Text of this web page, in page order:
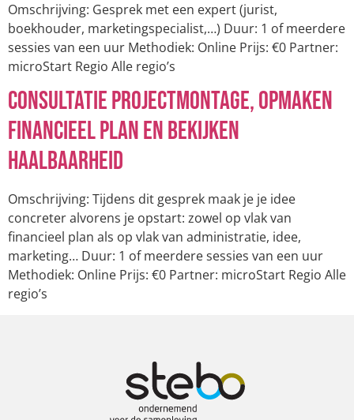
Omschrijving: Gesprek met een expert (jurist,
boekhouder, marketingspecialist,…) Duur: 1 of meerdere
sessies van een uur Methodiek: Online Prijs: €0 Partner:
microStart Regio Alle regio’s
Consultatie projectmontage, opmaken
financieel plan en bekijken
haalbaarheid
Omschrijving: Tijdens dit gesprek maak je je idee
concreter alvorens je opstart: zowel op vlak van
financieel plan als op vlak van administratie, idee,
marketing… Duur: 1 of meerdere sessies van een uur
Methodiek: Online Prijs: €0 Partner: microStart Regio Alle
regio’s